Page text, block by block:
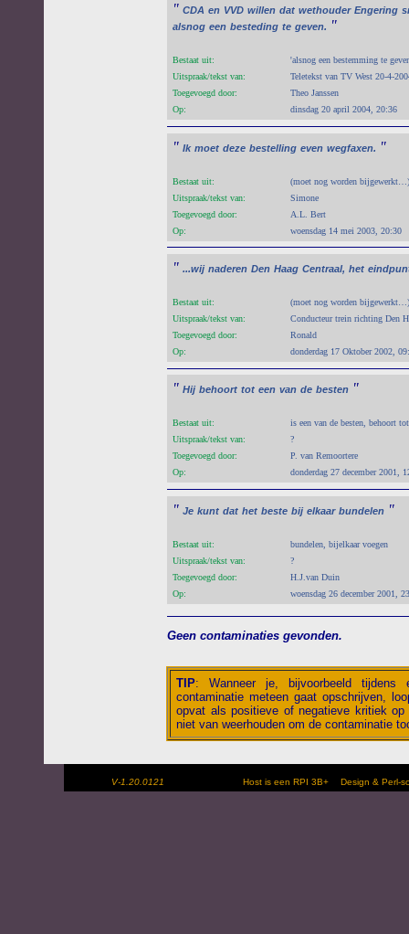
" CDA en VVD willen dat wethouder Engering
alsnog een besteding te geven. "
Bestaat uit:
'alsnog een bestemming te
Uitspraak/tekst van:
Teletekst van TV West 20-4-
Toegevoegd door:
Theo Janssen
Op:
dinsdag 20 april 2004, 20:36
" Ik moet deze bestelling even wegfaxen. "
Bestaat uit:
(moet nog worden bijgewerkt…)
Uitspraak/tekst van:
Simone
Toegevoegd door:
A.L. Bert
Op:
woensdag 14 mei 2003, 20:30
" ...wij naderen Den Haag Centraal, het
Bestaat uit:
(moet nog worden bijgewerkt…)
Uitspraak/tekst van:
Conducteur trein richting Den
Toegevoegd door:
Ronald
Op:
donderdag 17 Oktober 2002,
" Hij behoort tot een van de besten "
Bestaat uit:
is een van de besten, behoort
Uitspraak/tekst van:
?
Toegevoegd door:
P. van Remoortere
Op:
donderdag 27 december 2001,
" Je kunt dat het beste bij elkaar bundelen "
Bestaat uit:
bundelen, bijelkaar voegen
Uitspraak/tekst van:
?
Toegevoegd door:
H.J.van Duin
Op:
woensdag 26 december 2001,
Geen contaminaties gevonden.
TIP: Wanneer je, bijvoorbeeld tijdens
contaminatie meteen gaat opschrijven,
opvat als positieve of negatieve kritiek
niet van weerhouden om de contaminatie
V-1.20.0121 Host is een RPI 3B+ Design &